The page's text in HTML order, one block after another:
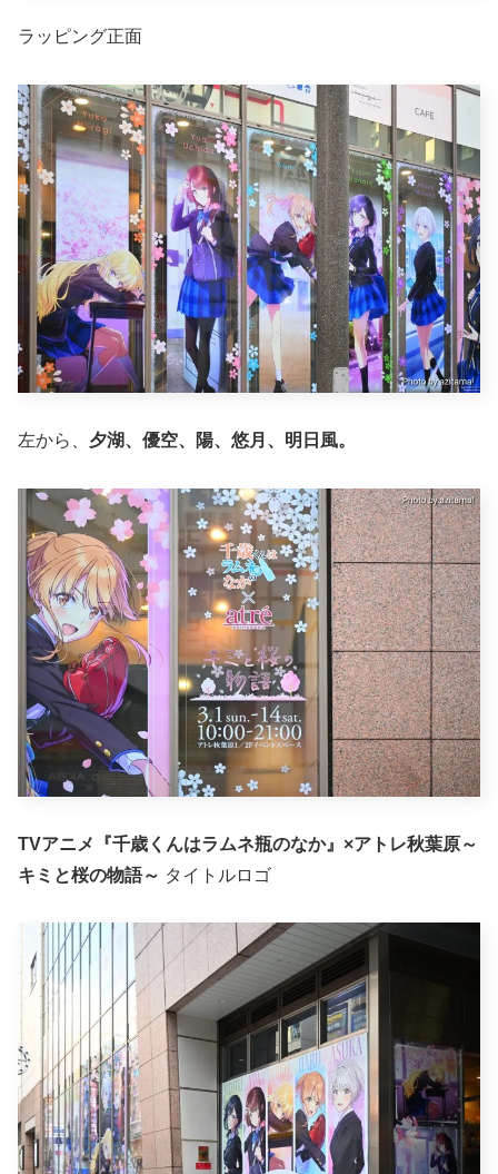
ラッピング正面
左から、 夕湖、優空、陽、悠月、明日風。
TVアニメ『千歳くんはラムネ瓶のなか』×アトレ秋葉原～
キミと桜の物語～ タイトルロゴ